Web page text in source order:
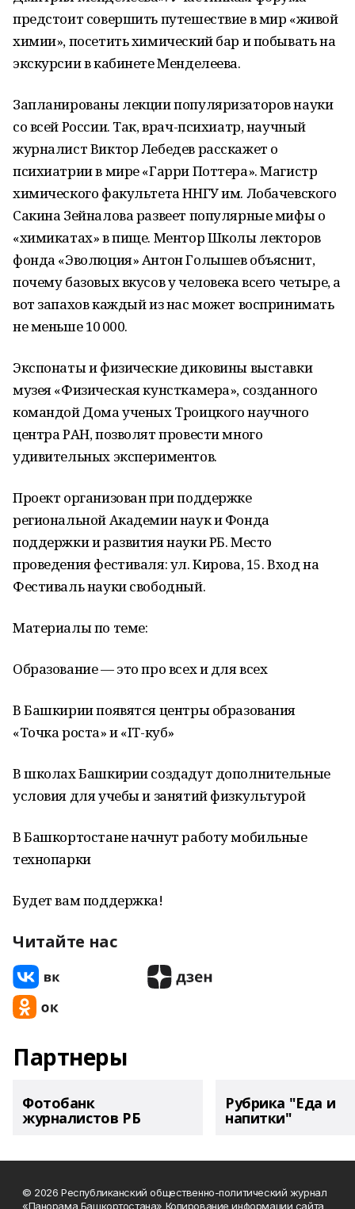
предстоит совершить путешествие в мир «живой
химии», посетить химический бар и побывать на
экскурсии в кабинете Менделеева.
Запланированы лекции популяризаторов науки
со всей России. Так, врач-психиатр, научный
журналист Виктор Лебедев расскажет о
психиатрии в мире «Гарри Поттера». Магистр
химического факультета ННГУ им. Лобачевского
Сакина Зейналова развеет популярные мифы о
«химикатах» в пище. Ментор Школы лекторов
фонда «Эволюция» Антон Голышев объяснит,
почему базовых вкусов у человека всего четыре, а
вот запахов каждый из нас может воспринимать
не меньше 10 000.
Экспонаты и физические диковины выставки
музея «Физическая кунсткамера», созданного
командой Дома ученых Троицкого научного
центра РАН, позволят провести много
удивительных экспериментов.
Проект организован при поддержке
региональной Академии наук и Фонда
поддержки и развития науки РБ. Место
проведения фестиваля: ул. Кирова, 15. Вход на
Фестиваль науки свободный.
Материалы по теме:
Образование — это про всех и для всех
В Башкирии появятся центры образования
«Точка роста» и «IT-куб»
В школах Башкирии создадут дополнительные
условия для учебы и занятий физкультурой
В Башкортостане начнут работу мобильные
технопарки
Будет вам поддержка!
Читайте нас
Партнеры
Фотобанк
журналистов РБ
Рубрика "Еда и
напитки"
© 2026 Республиканский общественно-политический журнал
«Панорама Башкортостана» Копирование информации сайта